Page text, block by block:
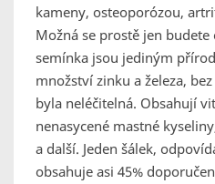
kameny, osteoporózou,
Možná se prostě jen
semínka jsou jediným
množství zinku a železa,
byla neléčitelná. Obsahují
nenasycené mastné
a další. Jeden šálek,
obsahuje asi 45%